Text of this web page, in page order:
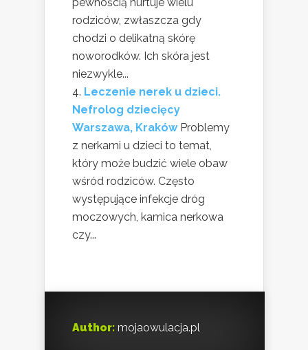
rodziców, zwłaszcza gdy
chodzi o delikatną skórę
noworodków. Ich skóra jest
niezwykle...
Leczenie nerek u dzieci.
Nefrolog dziecięcy
Warszawa, Kraków Problemy
z nerkami u dzieci to temat,
który może budzić wiele obaw
wśród rodziców. Często
występujące infekcje dróg
moczowych, kamica nerkowa
czy...
Author: mojaowulacja.pl